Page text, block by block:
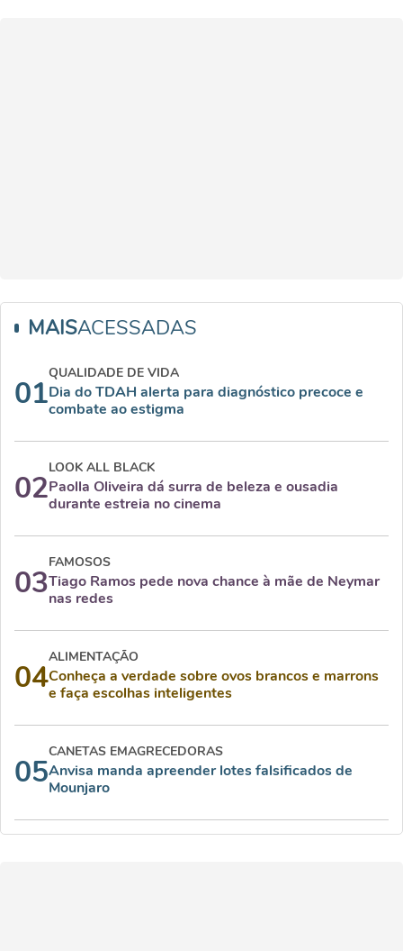
MAISACESSADAS
01
QUALIDADE DE VIDA
Dia do TDAH alerta para diagnóstico precoce e
combate ao estigma
02
LOOK ALL BLACK
Paolla Oliveira dá surra de beleza e ousadia
durante estreia no cinema
03
FAMOSOS
Tiago Ramos pede nova chance à mãe de Neymar
nas redes
04
ALIMENTAÇÃO
Conheça a verdade sobre ovos brancos e marrons
e faça escolhas inteligentes
05
CANETAS EMAGRECEDORAS
Anvisa manda apreender lotes falsificados de
Mounjaro